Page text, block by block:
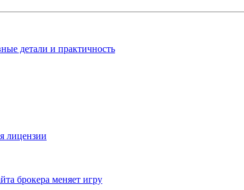
детали и практичность
лицензии
брокера меняет игру